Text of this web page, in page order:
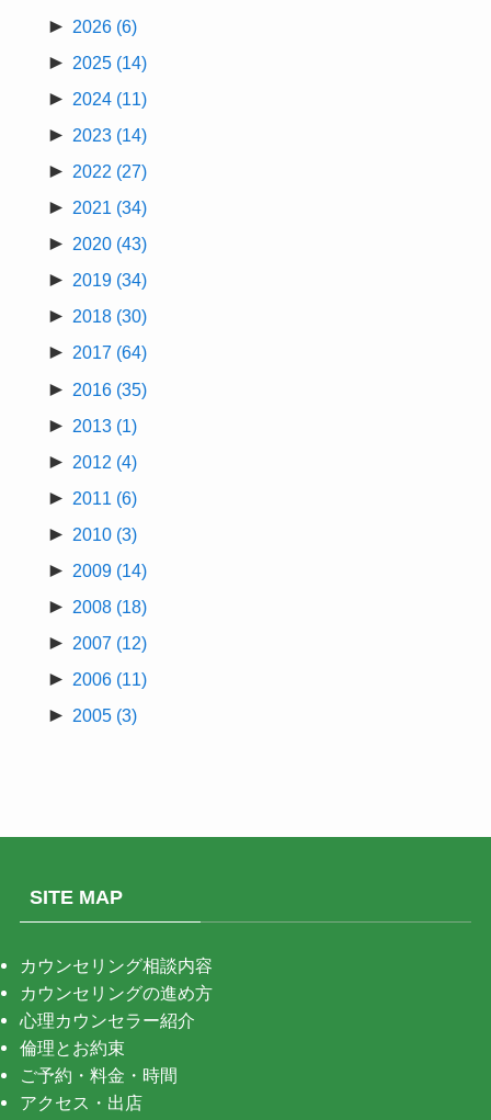
► 2026 (6)
► 2025 (14)
► 2024 (11)
► 2023 (14)
► 2022 (27)
► 2021 (34)
► 2020 (43)
► 2019 (34)
► 2018 (30)
► 2017 (64)
► 2016 (35)
► 2013 (1)
► 2012 (4)
► 2011 (6)
► 2010 (3)
► 2009 (14)
► 2008 (18)
► 2007 (12)
► 2006 (11)
► 2005 (3)
SITE MAP
カウンセリング相談内容
カウンセリングの進め方
心理カウンセラー紹介
倫理とお約束
ご予約・料金・時間
アクセス・出店